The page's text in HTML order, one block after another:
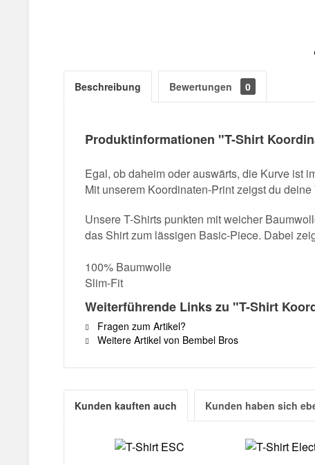
Beschreibung Bewertungen 0
Produktinformationen "T-Shirt
Egal, ob daheim oder auswärts, die Kurve ist
Mit unserem Koordinaten-Print zeigst du
Unsere T-Shirts punkten mit weicher
das Shirt zum lässigen Basic-Piece. Dabei
100% Baumwolle
Slim-Fit
Weiterführende Links zu "T-Shirt
Fragen zum Artikel?
Weitere Artikel von Bembel Bros
Kunden kauften auch Kunden haben sich